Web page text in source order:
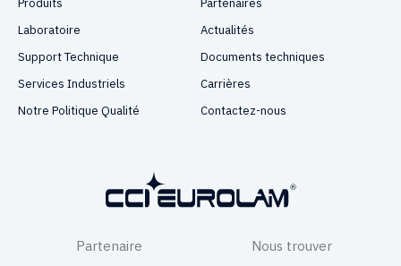
Produits
Partenaires
Laboratoire
Actualités
Support Technique
Documents techniques
Services Industriels
Carrières
Notre Politique Qualité
Contactez-nous
Partenaire Nous trouver